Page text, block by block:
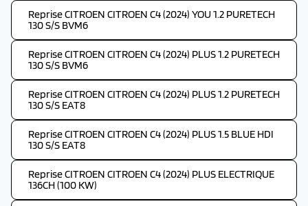
Reprise CITROEN CITROEN C4 (2024) YOU 1.2 PURETECH
130 S/S BVM6
Reprise CITROEN CITROEN C4 (2024) PLUS 1.2 PURETECH
130 S/S BVM6
Reprise CITROEN CITROEN C4 (2024) PLUS 1.2 PURETECH
130 S/S EAT8
Reprise CITROEN CITROEN C4 (2024) PLUS 1.5 BLUE HDI
130 S/S EAT8
Reprise CITROEN CITROEN C4 (2024) PLUS ELECTRIQUE
136CH (100 KW)